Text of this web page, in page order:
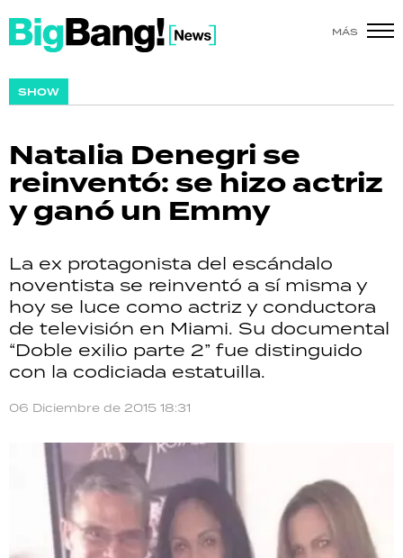
MÁS
SHOW
Natalia Denegri se
reinventó: se hizo actriz
y ganó un Emmy
La ex protagonista del escándalo
noventista se reinventó a sí misma y
hoy se luce como actriz y conductora
de televisión en Miami. Su documental
“Doble exilio parte 2” fue distinguido
con la codiciada estatuilla.
06 Diciembre de 2015 18:31
SHOW
ACTUALIDAD
POLICIALES
ECONOMÍA
GRAN HERMANO
SALUD
DEPORTES
RECETAS
PALABRAS